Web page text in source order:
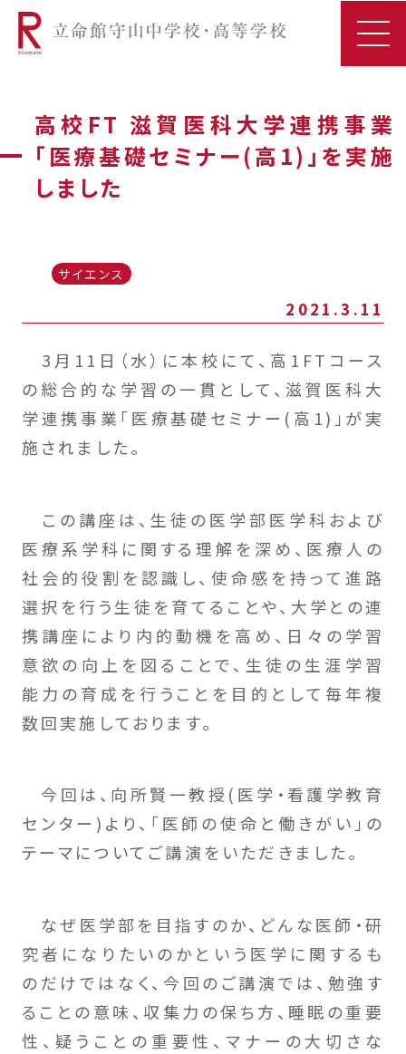
高校FT 滋賀医科大学連携事業
「医療基礎セミナー(高1)」を実施
しました
サイエンス
2021.3.11
3月11日（水）に本校にて、高1FTコース
の総合的な学習の一貫として、滋賀医科大
学連携事業「医療基礎セミナー(高1)」が実
施されました。
この講座は、生徒の医学部医学科および
医療系学科に関する理解を深め、医療人の
社会的役割を認識し、使命感を持って進路
選択を行う生徒を育てることや、大学との連
携講座により内的動機を高め、日々の学習
意欲の向上を図ることで、生徒の生涯学習
能力の育成を行うことを目的として毎年複
数回実施しております。
今回は、向所賢一教授(医学・看護学教育
センター)より、「医師の使命と働きがい」の
テーマについてご講演をいただきました。
なぜ医学部を目指すのか、どんな医師・研
究者になりたいのかという医学に関するも
のだけではなく、今回のご講演では、勉強す
ることの意味、収集力の保ち方、睡眠の重要
性、疑うことの重要性、マナーの大切さな